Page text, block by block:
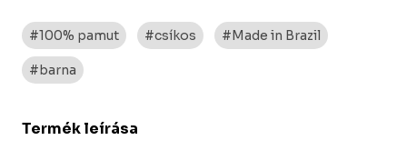
#100% pamut #csíkos #Made in Brazil
#barna
Termék leírása